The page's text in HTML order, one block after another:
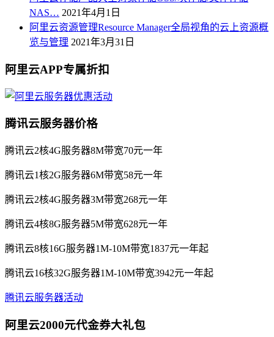
NAS… 2021年4月1日
阿里云资源管理Resource Manager全局视角的云上资源概
览与管理 2021年3月31日
阿里云APP专属折扣
腾讯云服务器价格
腾讯云2核4G服务器8M带宽70元一年
腾讯云1核2G服务器6M带宽58元一年
腾讯云2核4G服务器3M带宽268元一年
腾讯云4核8G服务器5M带宽628元一年
腾讯云8核16G服务器1M-10M带宽1837元一年起
腾讯云16核32G服务器1M-10M带宽3942元一年起
腾讯云服务器活动
阿里云2000元代金券大礼包